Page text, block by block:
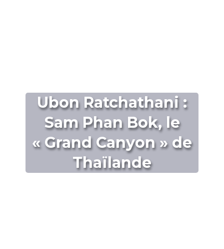
Ubon Ratchathani :
Sam Phan Bok, le
« Grand Canyon » de
Thaïlande